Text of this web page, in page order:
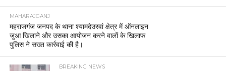
MAHARAJGANJ
महराजगंज जनपद के थाना श्यामदेउरवां क्षेत्र में ऑनलाइन
जुआ खिलाने और उसका आयोजन करने वालों के खिलाफ
पुलिस ने सख्त कार्रवाई की है।
BREAKING NEWS